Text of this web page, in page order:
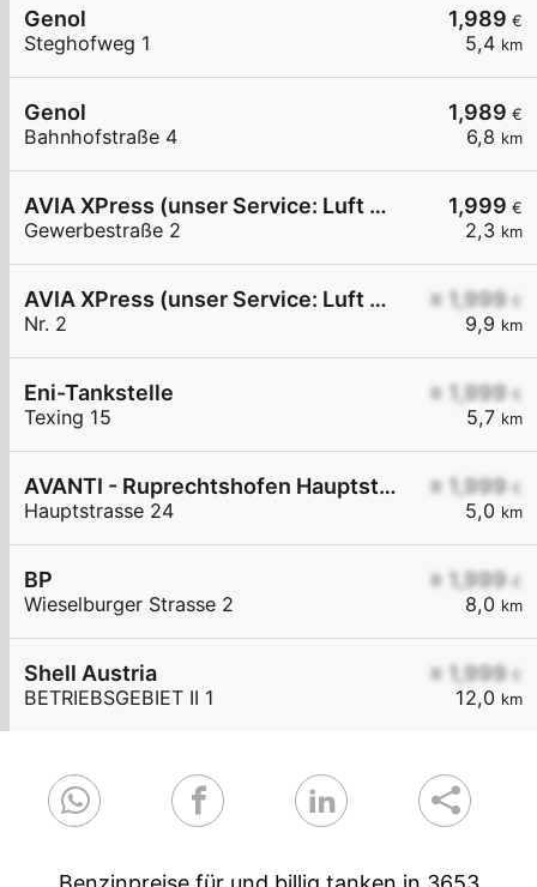
1,989 €
5,4 km
Genol
Steghofweg 1
1,989 €
6,8 km
Genol
Bahnhofstraße 4
1,999 €
2,3 km
AVIA XPress (unser Service: Luft und Wasser)
Gewerbestraße 2
≥ 1,999 €
9,9 km
AVIA XPress (unser Service: Luft und Wasser)
Nr. 2
≥ 1,999 €
5,7 km
Eni-Tankstelle
Texing 15
≥ 1,999 €
5,0 km
AVANTI - Ruprechtshofen Hauptstraße 24
Hauptstrasse 24
≥ 1,999 €
8,0 km
BP
Wieselburger Strasse 2
≥ 1,999 €
12,0 km
Shell Austria
BETRIEBSGEBIET II 1